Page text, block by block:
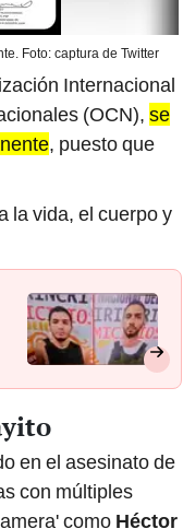
Foto: captura de Twitter
Internacional
(OCN), se
, puesto que
la vida, el cuerpo y
en el asesinato de
con múltiples
como Héctor